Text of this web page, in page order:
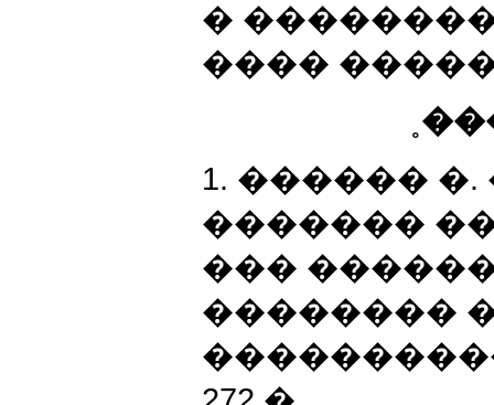
�
����
1. ������
�������
���
��������